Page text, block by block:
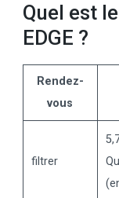
Quel est
EDGE ?
Rendez-
vous
filtrer